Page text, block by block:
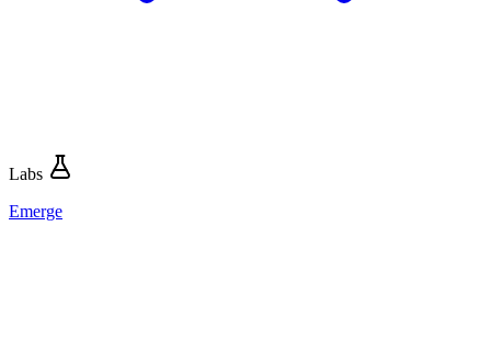
Labs
Emerge